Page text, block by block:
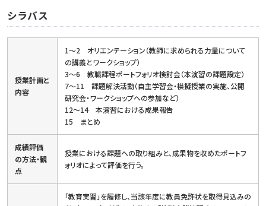
シラバス
授業計画と
内容
1～2 オリエンテーション（教師に求められる力量について
の講義とワークショップ）
3～6 教職課程ポートフォリオ検討会（本演習の課題設定）
7～11 課題解決活動（自主学習会・模擬授業の実施、公開
研究会・ワークショップへの参加など）
12～14 本演習における成果報告
15 まとめ
成績評価
の方法・観
点
授業における課題への取り組みと、成果物を収めたポートフ
ォリオによって評価を行う。
「教育実習」を履修し、当該年度に教員免許状を取得見込みの